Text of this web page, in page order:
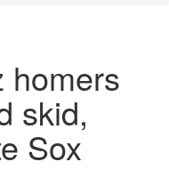
homers
skid,
Sox